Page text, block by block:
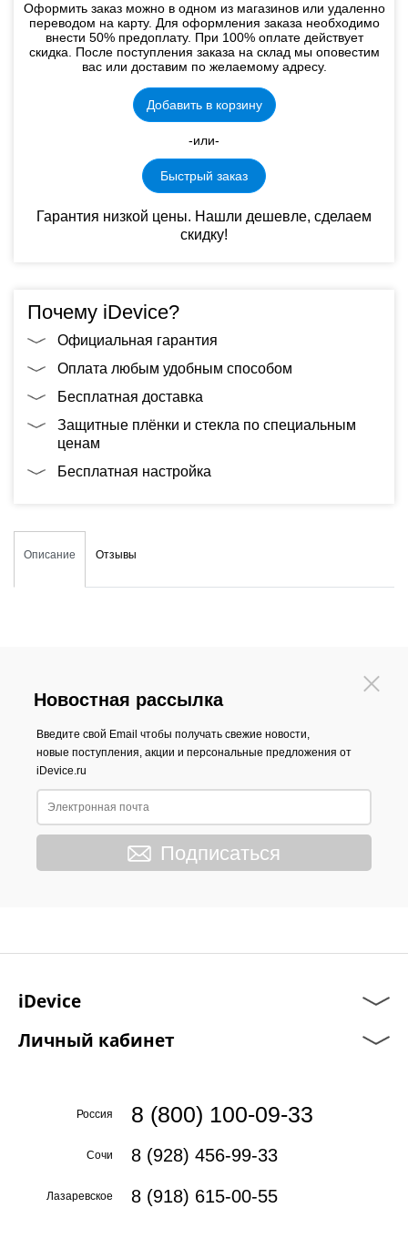
Оформить заказ можно в одном из магазинов или удаленно
переводом на карту. Для оформления заказа необходимо
внести 50% предоплату. При 100% оплате действует
скидка. После поступления заказа на склад мы оповестим
вас или доставим по желаемому адресу.
Добавить в корзину
-или-
Быстрый заказ
Гарантия низкой цены. Нашли дешевле, сделаем
скидку!
Почему iDevice?
Официальная гарантия
Оплата любым удобным способом
Бесплатная доставка
Защитные плёнки и стекла по специальным
ценам
Бесплатная настройка
Описание Отзывы
Новостная рассылка
Введите свой Email чтобы получать свежие новости,
новые поступления, акции и персональные предложения от
iDevice.ru
Подписаться
iDevice
Личный кабинет
Россия 8 (800) 100-09-33
Сочи 8 (928) 456-99-33
Лазаревское 8 (918) 615-00-55